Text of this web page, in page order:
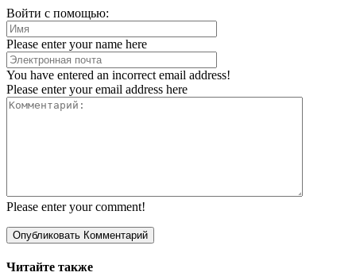
Войти с помощью:
Please enter your name here
You have entered an incorrect email address!
Please enter your email address here
Please enter your comment!
Читайте также